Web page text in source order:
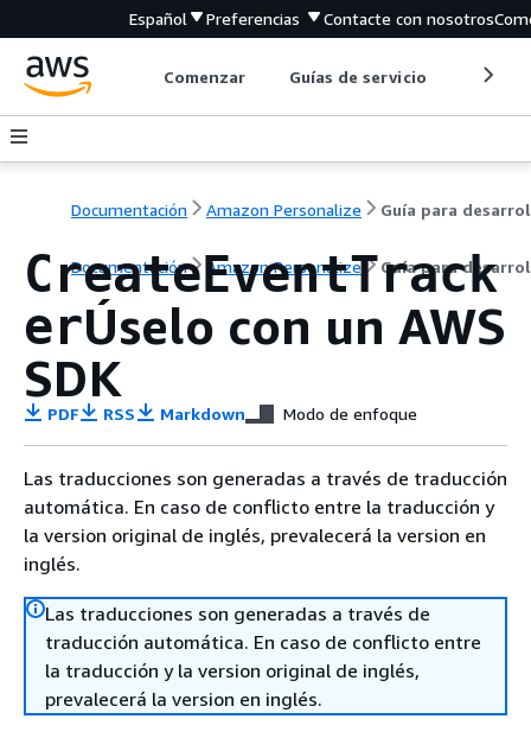
Español Preferencias Contacte con nosotros
Comenzar Guías de servicio
Documentación Amazon Personalize
Documentación Amazon Personalize Guía para
CreateEventTrack
erÚselo con un AWS
SDK
PDF RSS Markdown Modo de enfoque
Las traducciones son generadas a través de traducción
automática. En caso de conflicto entre la traducción y
la version original de inglés, prevalecerá la version en
inglés.
Las traducciones son generadas a través de
traducción automática. En caso de conflicto entre
la traducción y la version original de inglés,
prevalecerá la version en inglés.